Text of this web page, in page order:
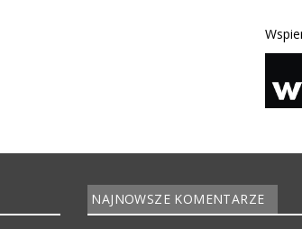
NAJNOWSZE KOMENTARZE